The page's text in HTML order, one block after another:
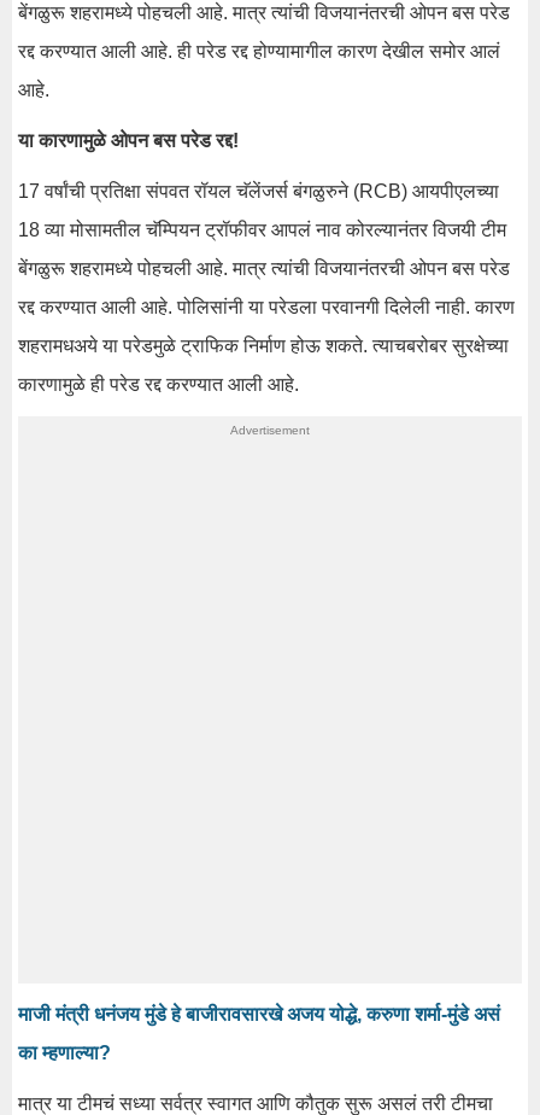
बेंगळुरू शहरामध्ये पोहचली आहे. मात्र त्यांची विजयानंतरची ओपन बस परेड
रद्द करण्यात आली आहे. ही परेड रद्द होण्यामागील कारण देखील समोर आलं
आहे.
या कारणामुळे ओपन बस परेड रद्द!
17 वर्षांची प्रतिक्षा संपवत रॉयल चॅलेंजर्स बंगळुरुने (RCB) आयपीएलच्या
18 व्या मोसामतील चॅम्पियन ट्रॉफीवर आपलं नाव कोरल्यानंतर विजयी टीम
बेंगळुरू शहरामध्ये पोहचली आहे. मात्र त्यांची विजयानंतरची ओपन बस परेड
रद्द करण्यात आली आहे. पोलिसांनी या परेडला परवानगी दिलेली नाही. कारण
शहरामधअये या परेडमुळे ट्राफिक निर्माण होऊ शकते. त्याचबरोबर सुरक्षेच्या
कारणामुळे ही परेड रद्द करण्यात आली आहे.
माजी मंत्री धनंजय मुंडे हे बाजीरावसारखे अजय योद्धे, करुणा शर्मा-मुंडे असं
का म्हणाल्या?
मात्र या टीमचं सध्या सर्वत्र स्वागत आणि कौतुक सुरू असलं तरी टीमचा